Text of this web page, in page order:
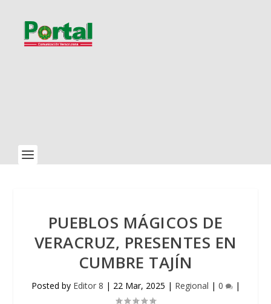
PUEBLOS MÁGICOS DE
VERACRUZ, PRESENTES EN
CUMBRE TAJÍN
Posted by Editor 8 | 22 Mar, 2025 | Regional | 0 |